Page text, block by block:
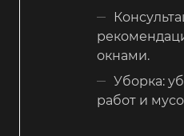
окнами.
Уборка:
работ и